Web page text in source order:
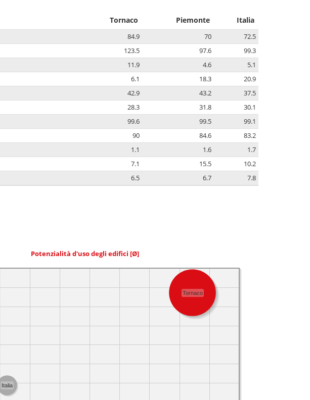
Tornaco Piemonte Italia
84.9 70
72.5
123.5 97.6
99.3
11.9 4.6
5.1
6.1 18.3
20.9
42.9 43.2
37.5
28.3 31.8
30.1
99.6 99.5
99.1
90 84.6
83.2
1.1 1.6
1.7
7.1 15.5
10.2
6.5 6.7 7.8
Potenzialità d'uso degli edifici [Ø]
Tornaco
Italia